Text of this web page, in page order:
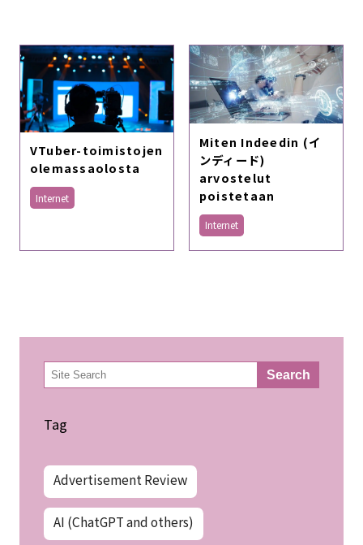
VTuber-toimistojen
olemassaolosta
Internet
Miten Indeedin (イ
ンディード)
arvostelut
poistetaan
Internet
検
索 Search
Tag
Advertisement Review
AI (ChatGPT and others)